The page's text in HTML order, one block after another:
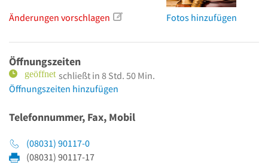
Änderungen vorschlagen
Fotos hinzufügen
Öffnungszeiten
schließt in 8 Std. 50 Min.
Öffnungszeiten hinzufügen
Telefonnummer, Fax, Mobil
(08031) 90117-0
(08031) 90117-17